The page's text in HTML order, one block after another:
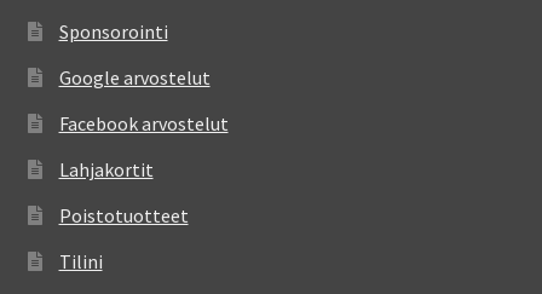
Sponsorointi
Google arvostelut
Facebook arvostelut
Lahjakortit
Poistotuotteet
Tilini